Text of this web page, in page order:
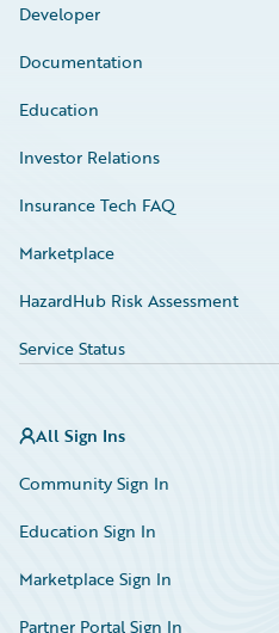
Developer
Documentation
Education
Investor Relations
Insurance Tech FAQ
Marketplace
HazardHub Risk Assessment
Service Status
All Sign Ins
Community Sign In
Education Sign In
Marketplace Sign In
Partner Portal Sign In